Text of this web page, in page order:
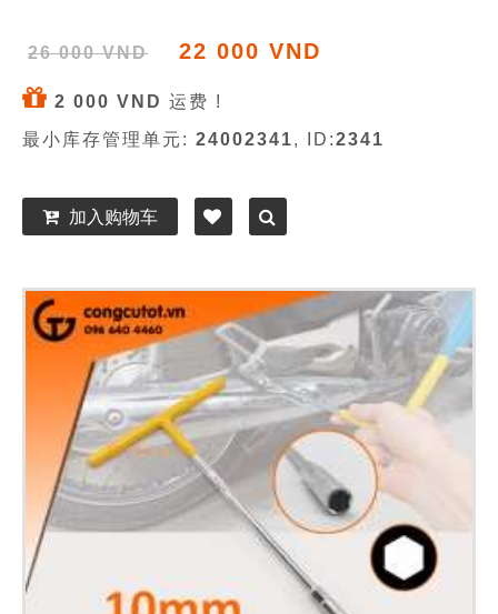
26 000 VND 22 000 VND
2 000 VND 运费 !
最小库存管理单元: 24002341, ID:2341
加入购物车